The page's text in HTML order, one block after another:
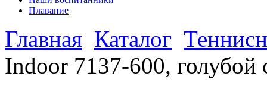
Плавание
Главная Каталог
Indoor 7137-600, голубой